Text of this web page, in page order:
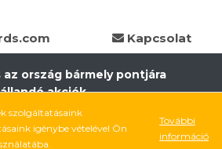
Kapcsolat
az ország bármely pontjára
akciók
termék
ügyfél
szolgáltatásaink
igénybe vételével Ön
További
információ